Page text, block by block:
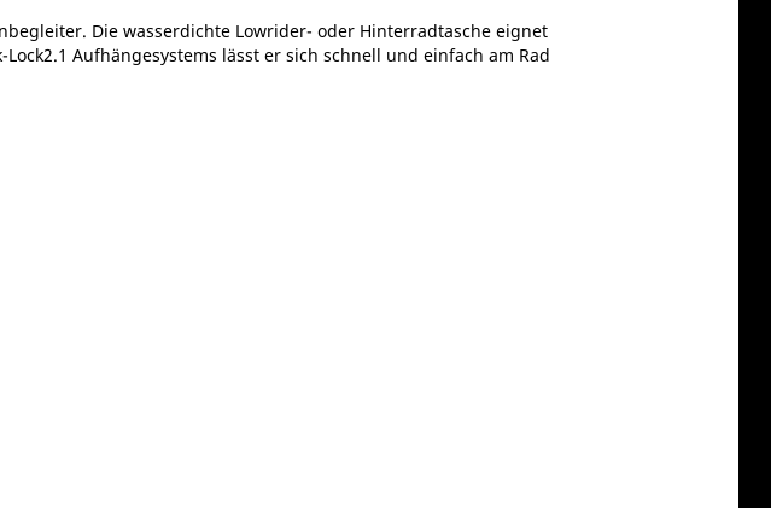
Die wasserdichte Lowrider- oder Hinterradtasche eignet
Aufhängesystems lässt er sich schnell und einfach am Rad